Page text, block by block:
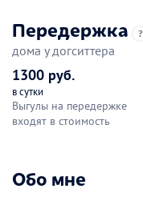
Передержка ?
дома у догситтера
1300 руб.
в сутки
Выгулы на передержке
входят в стоимость
Обо мне